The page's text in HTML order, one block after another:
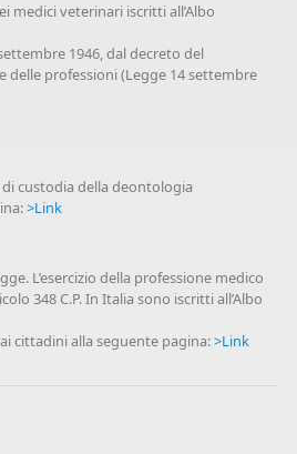
medici veterinari iscritti all’Albo
1946, dal decreto del
delle professioni (Legge 14 settembre
custodia della deontologia
>Link
L’esercizio della professione medico
348 C.P. In Italia sono iscritti all’Albo
cittadini alla seguente pagina:>Link